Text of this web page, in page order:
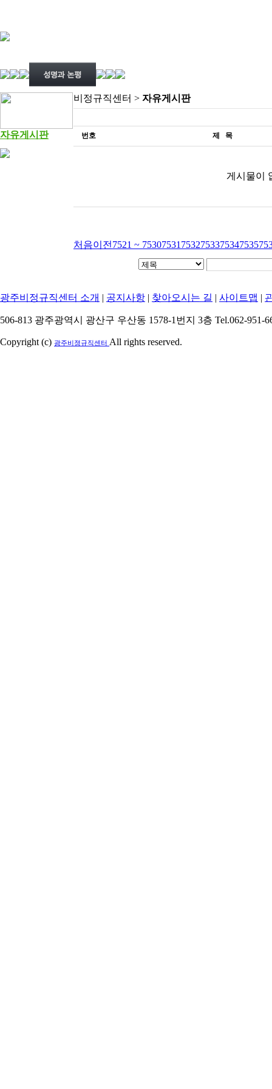
자유게시판
비정규직센터 > 자유게시판
번호 제 목
게시물이
처음이전 7521 ~ 75307531 7532753375347535
광주비정규직센터 소개 | 공지사항 | 찾아오시는 길 | 사이트맵 |
506-813 광주광역시 광산구 우산동 1578-1번지 3층 Tel.062-951-
Copyright (c) 광주비졍규직센터 All rights reserved.